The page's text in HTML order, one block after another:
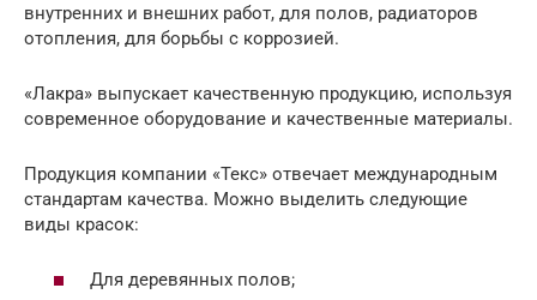
внутренних и внешних работ, для полов, радиаторов
отопления, для борьбы с коррозией.
«Лакра» выпускает качественную продукцию, используя
современное оборудование и качественные материалы.
Продукция компании «Текс» отвечает международным
стандартам качества. Можно выделить следующие
виды красок:
Для деревянных полов;